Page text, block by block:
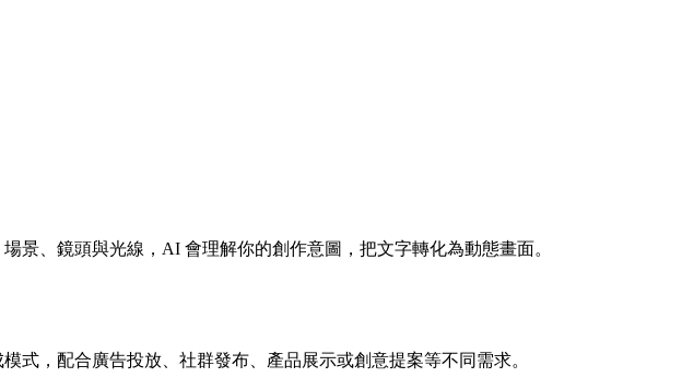
景、鏡頭與光線，AI 會理解你的創作意圖，把文字轉化為動態畫面。
式，配合廣告投放、社群發布、產品展示或創意提案等不同需求。